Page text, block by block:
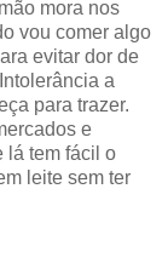
mora nos
vou comer algo
evitar dor de
a
para trazer.
e
lá tem fácil o
leite sem ter